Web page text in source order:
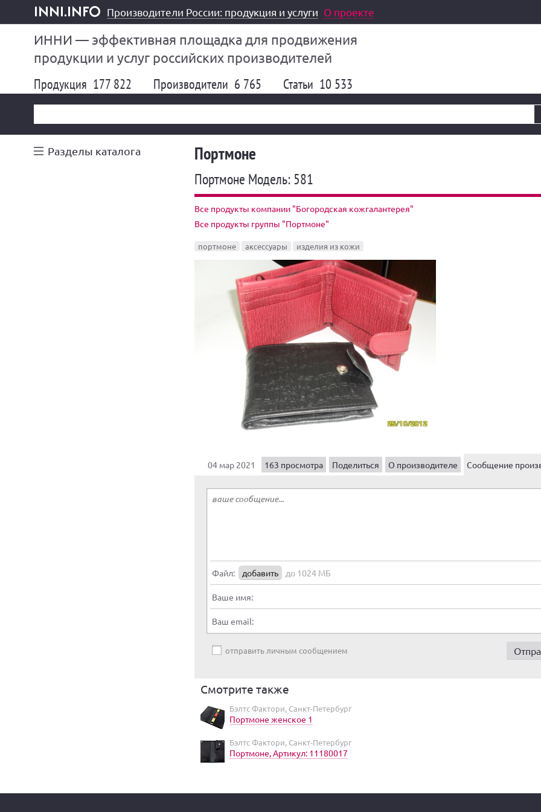
inni.info
Производители России: продукция и услуги О проекте
ИННИ — эффективная площадка для продвижения
продукции и услуг российских производителей
Продукция 177 822 Производители 6 765 Статьи 10 533
Разделы каталога Портмоне
Портмоне Модель: 581
Все продукты компании "Богородская кожгалантерея"
Все продукты группы "Портмоне"
портмоне аксессуары изделия из кожи
04 мар 2021 163 просмотра Поделиться О производителе Сообщение
Файл: добавить до 1024 МБ
Ваше имя:
Ваш email:
отправить личным сообщением
Смотрите также
Бэлтс Фактори, Санкт-Петербург
Портмоне женское 1
Бэлтс Фактори, Санкт-Петербург
Портмоне, Артикул: 11180017